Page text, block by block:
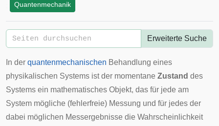
Quantenmechanik
Erweiterte Suche
In der quantenmechanischen Behandlung eines
physikalischen Systems ist der momentane Zustand des
Systems ein mathematisches Objekt, das für jede am
System mögliche (fehlerfreie) Messung und für jedes der
dabei möglichen Messergebnisse die Wahrscheinlichkeit